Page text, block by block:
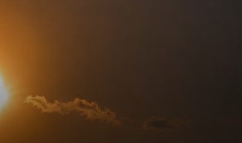
turística a través d’un segle de cartells